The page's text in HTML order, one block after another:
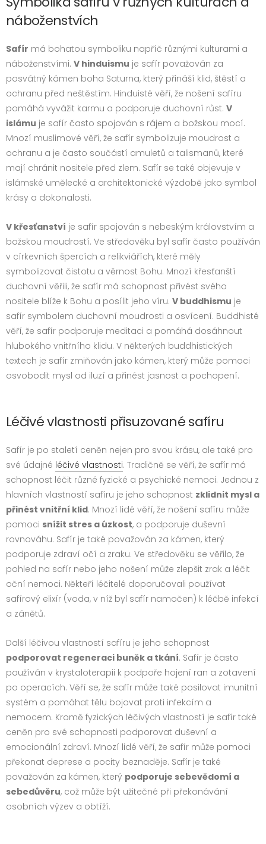
náboženstvích
Safír má bohatou symboliku napříč různými kulturami a
náboženstvími. V hinduismu je safír považován za
posvátný kámen boha Saturna, který přináší klid, štěstí a
ochranu před neštěstím. Hinduisté věří, že nošení safíru
pomáhá vyvážit karmu a podporuje duchovní růst. V
islámu je safír často spojován s rájem a božskou mocí.
Mnozí muslimové věří, že safír symbolizuje moudrost a
ochranu a je často součástí amuletů a talismanů, které
mají chránit nositele před zlem. Safír se také objevuje v
islámské umělecké a architektonické výzdobě jako symbol
krásy a dokonalosti.
V křesťanství je safír spojován s nebeským královstvím a
božskou moudrostí. Ve středověku byl safír často používán
v církevních špercích a relikviářích, které měly
symbolizovat čistotu a věrnost Bohu. Mnozí křesťanští
duchovní věřili, že safír má schopnost přivést svého
nositele blíže k Bohu a posílit jeho víru. V buddhismu je
safír symbolem duchovní moudrosti a osvícení. Buddhisté
věří, že safír podporuje meditaci a pomáhá dosáhnout
hlubokého vnitřního klidu. V některých buddhistických
textech je safír zmiňován jako kámen, který může pomoci
osvobodit mysl od iluzí a přinést jasnost a pochopení.
Léčivé vlastnosti přisuzované safíru
Safír je po staletí ceněn nejen pro svou krásu, ale také pro
své údajné léčivé vlastnosti. Tradičně se věří, že safír má
schopnost léčit různé fyzické a psychické nemoci. Jednou z
hlavních vlastností safíru je jeho schopnost zklidnit mysl a
přinést vnitřní klid. Mnozí lidé věří, že nošení safíru může
pomoci snížit stres a úzkost, a podporuje duševní
rovnováhu. Safír je také považován za kámen, který
podporuje zdraví očí a zraku. Ve středověku se věřilo, že
pohled na safír nebo jeho nošení může zlepšit zrak a léčit
oční nemoci. Někteří léčitelé doporučovali používat
safírový elixír (voda, v níž byl safír namočen) k léčbě infekcí
a zánětů.
Další léčivou vlastností safíru je jeho schopnost
podporovat regeneraci buněk a tkání. Safír je často
používán v krystaloterapii k podpoře hojení ran a zotavení
po operacích. Věří se, že safír může také posilovat imunitní
systém a pomáhat tělu bojovat proti infekcím a
nemocem. Kromě fyzických léčivých vlastností je safír také
ceněn pro své schopnosti podporovat duševní a
emocionální zdraví. Mnozí lidé věří, že safír může pomoci
překonat deprese a pocity beznaděje. Safír je také
považován za kámen, který podporuje sebevědomí a
sebedůvěru, což může být užitečné při překonávání
osobních výzev a obtíží.